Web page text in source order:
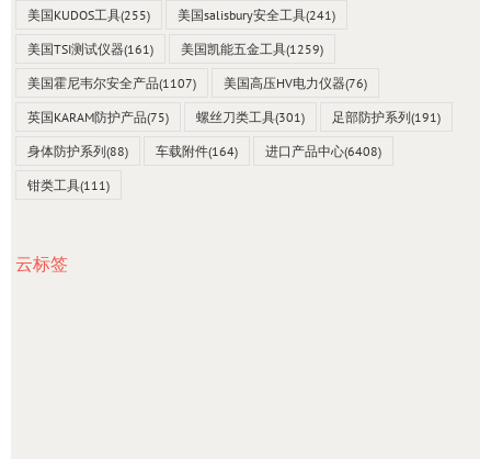
美国KUDOS工具(255) 美国salisbury安全工具(241)
美国TSI测试仪器(161) 美国凯能五金工具(1259)
美国霍尼韦尔安全产品(1107) 美国高压HV电力仪器(76)
英国KARAM防护产品(75) 螺丝刀类工具(301) 足部防护系列(191)
身体防护系列(88) 车载附件(164) 进口产品中心(6408)
钳类工具(111)
云标签